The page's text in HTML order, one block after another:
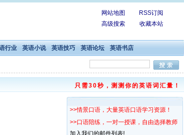
网站地图
RSS订阅
高级搜索
收藏本站
行业 英语小说 英语技巧 英语论坛 英语书店
只需30秒，测测你的英语词汇量！
>>情景口语，大量英语口语学习资源！
>>口语陪练，一对一授课，自由选择教师！
加入我们的邮件列表!